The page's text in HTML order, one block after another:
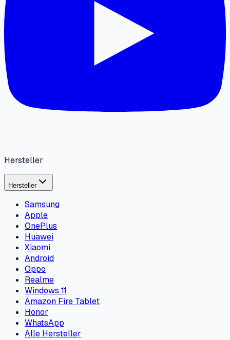
Hersteller
Hersteller
Samsung
Apple
OnePlus
Huawei
Xiaomi
Android
Oppo
Realme
Windows 11
Amazon Fire Tablet
Honor
WhatsApp
Alle Hersteller